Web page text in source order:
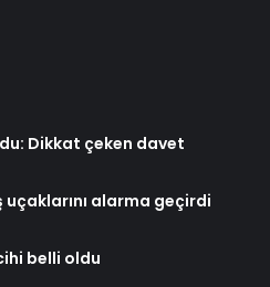
Dikkat çeken davet
uçaklarını alarma geçirdi
belli oldu